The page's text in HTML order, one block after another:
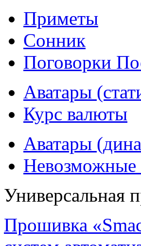
Приметы
Сонник
Поговорки
Аватары
Курс валюты
Аватары
Универсальная
Прошивка